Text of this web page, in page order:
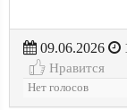
09.06.2026
Нравится
Нет голосов